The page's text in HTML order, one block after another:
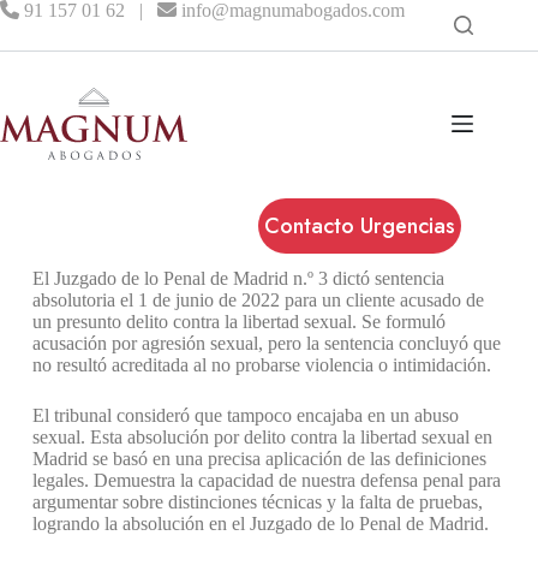
91 157 01 62 | info@magnumabogados.com
Contacto Urgencias
El Juzgado de lo Penal de Madrid n.º 3 dictó sentencia
absolutoria el 1 de junio de 2022 para un cliente acusado de
un presunto delito contra la libertad sexual. Se formuló
acusación por agresión sexual, pero la sentencia concluyó que
no resultó acreditada al no probarse violencia o intimidación.
El tribunal consideró que tampoco encajaba en un abuso
sexual. Esta absolución por delito contra la libertad sexual en
Madrid se basó en una precisa aplicación de las definiciones
legales. Demuestra la capacidad de nuestra defensa penal para
argumentar sobre distinciones técnicas y la falta de pruebas,
logrando la absolución en el Juzgado de lo Penal de Madrid.